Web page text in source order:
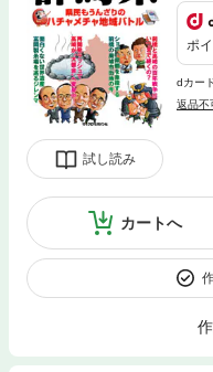
試し読み
ポ
dカー
返品不
カートへ